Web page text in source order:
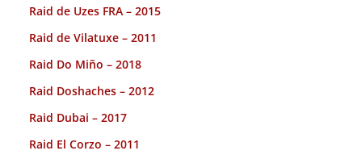
Raid de Uzes FRA – 2015
Raid de Vilatuxe – 2011
Raid Do Miño – 2018
Raid Doshaches – 2012
Raid Dubai – 2017
Raid El Corzo – 2011